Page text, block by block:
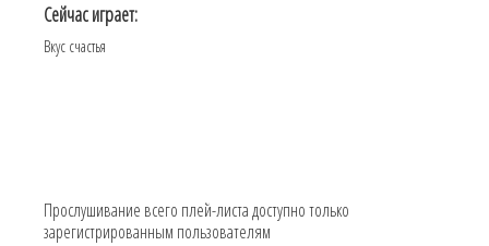
Сейчас играет:
Вкус счастья
Прослушивание всего плей-листа доступно только
зарегистрированным пользователям